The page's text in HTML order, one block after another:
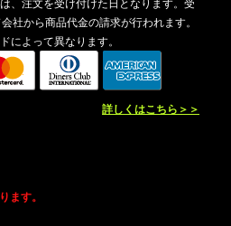
、注文を受け付けた日となります。受
社から商品代金の請求が行われます。
によって異なります。
詳しくはこちら＞＞
ます。